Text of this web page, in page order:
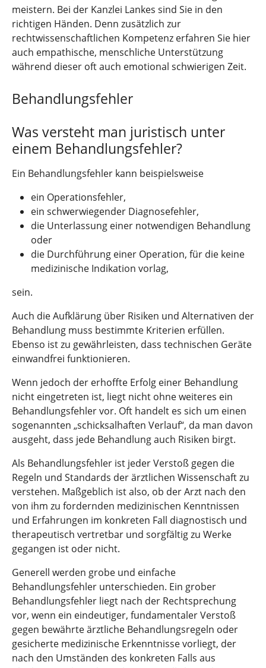
meistern. Bei der Kanzlei Lankes sind Sie in den
richtigen Händen. Denn zusätzlich zur
rechtwissenschaftlichen Kompetenz erfahren Sie hier
auch empathische, menschliche Unterstützung
während dieser oft auch emotional schwierigen Zeit.
Behandlungsfehler
Was versteht man juristisch unter
einem Behandlungsfehler?
Ein Behandlungsfehler kann beispielsweise
ein Operationsfehler,
ein schwerwiegender Diagnosefehler,
die Unterlassung einer notwendigen Behandlung
oder
die Durchführung einer Operation, für die keine
medizinische Indikation vorlag,
sein.
Auch die Aufklärung über Risiken und Alternativen der
Behandlung muss bestimmte Kriterien erfüllen.
Ebenso ist zu gewährleisten, dass technischen Geräte
einwandfrei funktionieren.
Wenn jedoch der erhoffte Erfolg einer Behandlung
nicht eingetreten ist, liegt nicht ohne weiteres ein
Behandlungsfehler vor. Oft handelt es sich um einen
sogenannten „schicksalhaften Verlauf“, da man davon
ausgeht, dass jede Behandlung auch Risiken birgt.
Als Behandlungsfehler ist jeder Verstoß gegen die
Regeln und Standards der ärztlichen Wissenschaft zu
verstehen. Maßgeblich ist also, ob der Arzt nach den
von ihm zu fordernden medizinischen Kenntnissen
und Erfahrungen im konkreten Fall diagnostisch und
therapeutisch vertretbar und sorgfältig zu Werke
gegangen ist oder nicht.
Generell werden grobe und einfache
Behandlungsfehler unterschieden. Ein grober
Behandlungsfehler liegt nach der Rechtsprechung
vor, wenn ein eindeutiger, fundamentaler Verstoß
gegen bewährte ärztliche Behandlungsregeln oder
gesicherte medizinische Erkenntnisse vorliegt, der
nach den Umständen des konkreten Falls aus